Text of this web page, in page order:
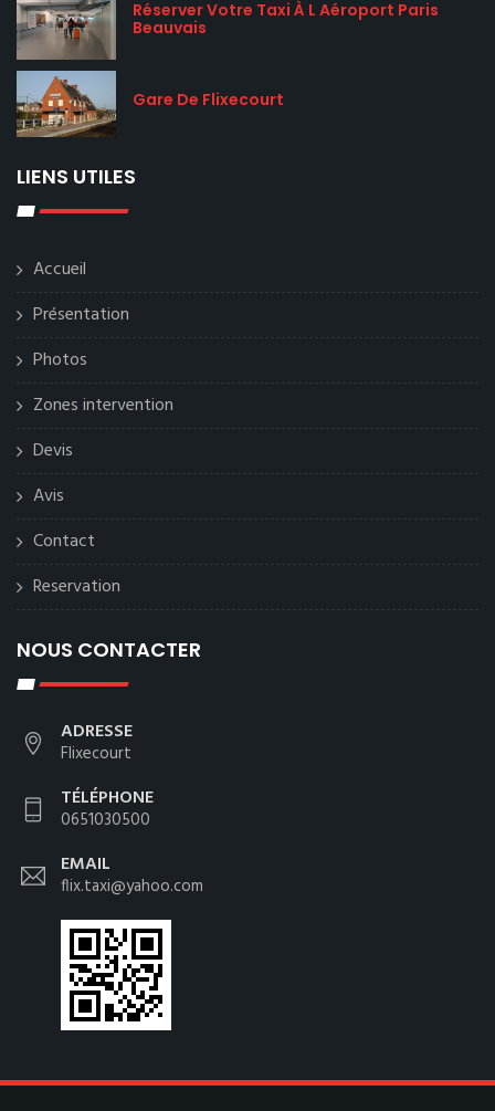
Réserver Votre Taxi À L Aéroport Paris
Beauvais
Gare De Flixecourt
LIENS UTILES
Accueil
Présentation
Photos
Zones intervention
Devis
Avis
Contact
Reservation
NOUS CONTACTER
ADRESSE
Flixecourt
TÉLÉPHONE
0651030500
EMAIL
flix.taxi@yahoo.com